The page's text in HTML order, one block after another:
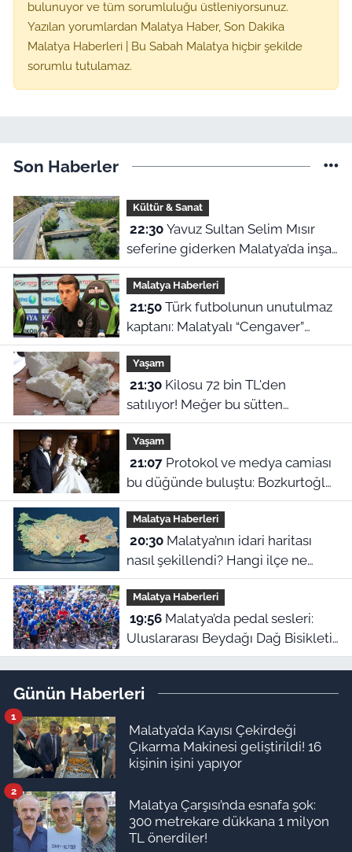
bulunuyor ve tüm sorumluluğu üstleniyorsunuz.
Yazılan yorumlardan Malatya Haber, Son Dakika
Malatya Haberleri | Bu Sabah Malatya hiçbir şekilde
sorumlu tutulamaz.
Son Haberler
Kültür & Sanat
22:30Yavuz Sultan Selim Mısır
seferine giderken Malatya’da inşa
edildi: Peki, buranın ismi neden
“Nadir?”
Malatya Haberleri
21:50Türk futbolunun unutulmaz
kaptanı: Malatyalı “Cengaver”
Bülent Korkmaz’ın ilham veren
hikayesi
Yaşam
21:30Kilosu 72 bin TL'den
satılıyor! Meğer bu sütten
yapılıyormuş
Yaşam
21:07Protokol ve medya camiası
bu düğünde buluştu: Bozkurtoğlu
ailesinin mutlu günü
Malatya Haberleri
20:30Malatya’nın idari haritası
nasıl şekillendi? Hangi ilçe ne
zaman ilçe oldu?
Malatya Haberleri
19:56Malatya’da pedal sesleri:
Uluslararası Beydağı Dağ Bisikleti
Yarışı kortejle başladı
Günün Haberleri
Malatya’da Kayısı Çekirdeği
Çıkarma Makinesi geliştirildi! 16
kişinin işini yapıyor
1
Malatya Çarşısı’nda esnafa şok:
300 metrekare dükkana 1 milyon
TL önerdiler!
2